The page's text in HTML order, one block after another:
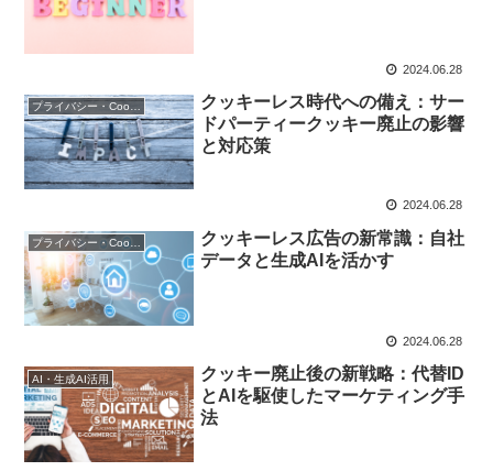
2024.06.28
プライバシー・Cookie規制
クッキーレス時代への備え：サー
ドパーティークッキー廃止の影響
と対応策
2024.06.28
プライバシー・Cookie規制
クッキーレス広告の新常識：自社
データと生成AIを活かす
2024.06.28
AI・生成AI活用
クッキー廃止後の新戦略：代替ID
とAIを駆使したマーケティング手
法